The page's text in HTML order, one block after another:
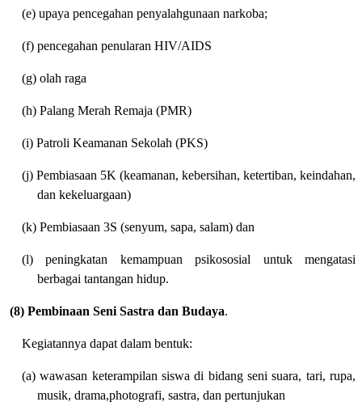
(e) upaya pencegahan penyalahgunaan narkoba;
(f) pencegahan penularan HIV/AIDS
(g) olah raga
(h) Palang Merah Remaja (PMR)
(i) Patroli Keamanan Sekolah (PKS)
(j) Pembiasaan 5K (keamanan, kebersihan, ketertiban, keindahan,
dan kekeluargaan)
(k) Pembiasaan 3S (senyum, sapa, salam) dan
(l) peningkatan kemampuan psikososial untuk mengatasi
berbagai tantangan hidup.
(8) Pembinaan Seni Sastra dan Budaya.
Kegiatannya dapat dalam bentuk:
(a) wawasan keterampilan siswa di bidang seni suara, tari, rupa,
musik, drama,photografi, sastra, dan pertunjukan